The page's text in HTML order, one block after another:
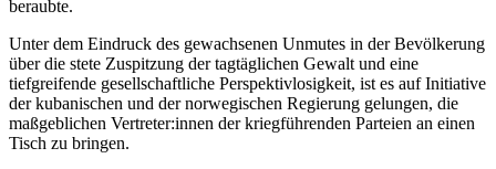
beraubte.
Unter dem Eindruck des gewachsenen Unmutes in der Bevölkerung
über die stete Zuspitzung der tagtäglichen Gewalt und eine
tiefgreifende gesellschaftliche Perspektivlosigkeit, ist es auf Initiative
der kubanischen und der norwegischen Regierung gelungen, die
maßgeblichen Vertreter:innen der kriegführenden Parteien an einen
Tisch zu bringen.